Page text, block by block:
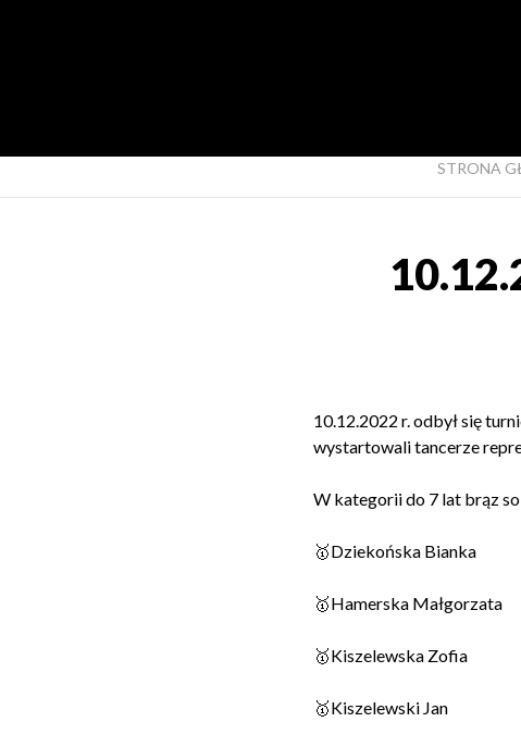
STRONA
10.12.2022 r. odbył się
wystartowali tancerze
W kategorii do 7 lat brąz
🥇Dziekońska Bianka
🥇Hamerska Małgorzata
🥇Kiszelewska Zofia
🥇Kiszelewski Jan